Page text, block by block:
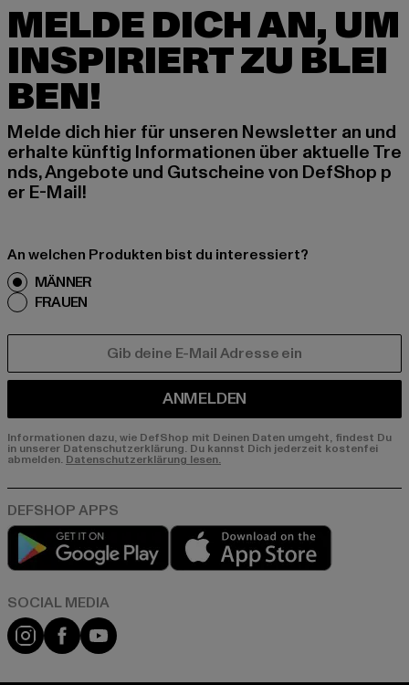
MELDE DICH AN, UM
INSPIRIERT ZU BLEI
BEN!
Melde dich hier für unseren Newsletter an und
erhalte künftig Informationen über aktuelle Tre
nds, Angebote und Gutscheine von DefShop p
er E-Mail!
An welchen Produkten bist du interessiert?
MÄNNER
FRAUEN
ANMELDEN
Informationen dazu, wie DefShop mit Deinen Daten umgeht, findest Du
in unserer Datenschutzerklärung. Du kannst Dich jederzeit kostenfei
abmelden. Datenschutzerklärung lesen.
Play market
Instagram
FacebookYouTube